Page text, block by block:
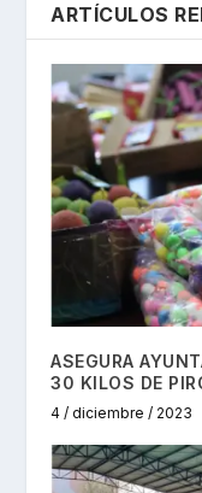
ARTÍCULOS
ASEGURA
30 KILOS DE
4 / diciembre / 2023